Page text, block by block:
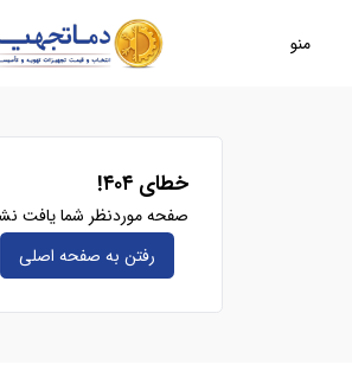
منو
خطای ۴۰۴!
صفحه موردنظر شما یافت
رفتن به صفحه‌ اصلی